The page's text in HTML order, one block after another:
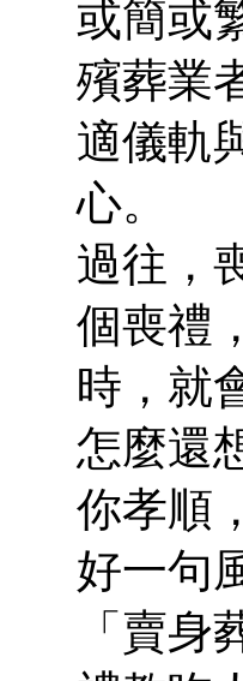
或簡或
殯葬業
適儀軌
心。
過往，
個喪禮
時，就
怎麼還
你孝順
好一句
「賣身